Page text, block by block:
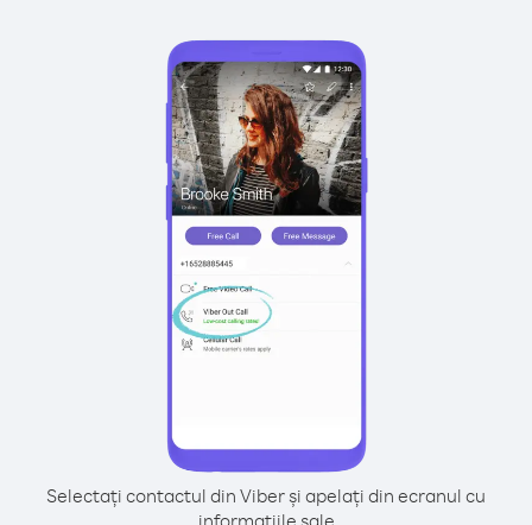
Selectați contactul din Viber și apelați din ecranul cu
informațiile sale